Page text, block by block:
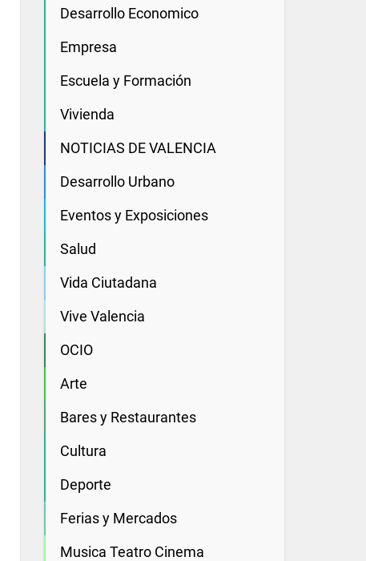
Desarrollo Economico
Empresa
Escuela y Formación
Vivienda
NOTICIAS DE VALENCIA
Desarrollo Urbano
Eventos y Exposiciones
Salud
Vida Ciutadana
Vive Valencia
OCIO
Arte
Bares y Restaurantes
Cultura
Deporte
Ferias y Mercados
Musica Teatro Cinema